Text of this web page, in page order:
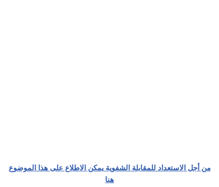
من أجل الاستعداد للمقابلة الشفوية يمكن الاطلاع على هذا الموضوع
هنا